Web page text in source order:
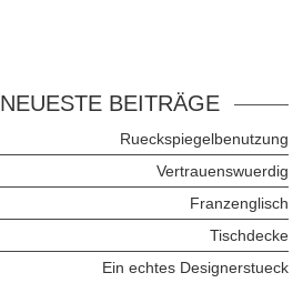
NEUESTE BEITRÄGE
Rueckspiegelbenutzung
Vertrauenswuerdig
Franzenglisch
Tischdecke
Ein echtes Designerstueck